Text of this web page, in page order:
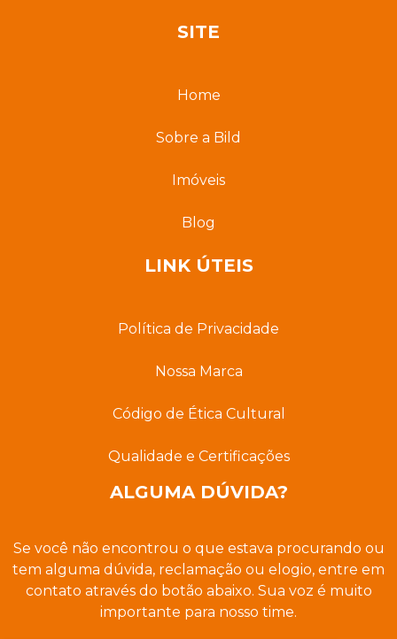
SITE
Home
Sobre a Bild
Imóveis
Blog
LINK ÚTEIS
Política de Privacidade
Nossa Marca
Código de Ética Cultural
Qualidade e Certificações
ALGUMA DÚVIDA?
Se você não encontrou o que estava procurando ou
tem alguma dúvida, reclamação ou elogio, entre em
contato através do botão abaixo. Sua voz é muito
importante para nosso time.